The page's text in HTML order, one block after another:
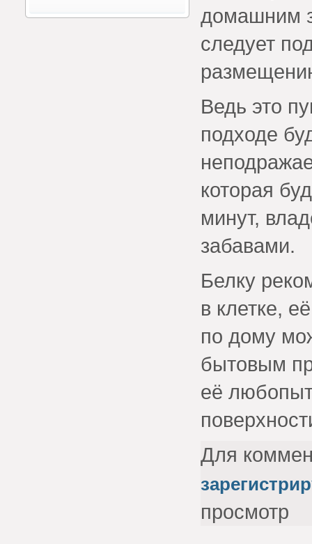
домашним
следует
Ведь это
подходе
которая
минут,
забавами.
Белку
в клетке,
по дому
бытовым
её
Для
просмотр